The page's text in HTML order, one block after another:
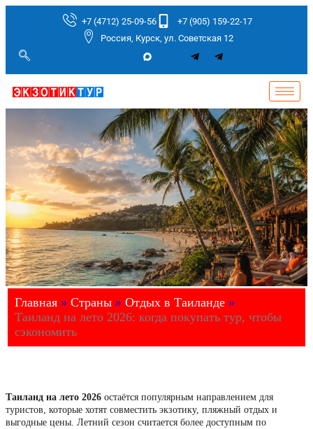
+7 (4712) 25-09-56
+7 (905) 159-22-17
Россия, Курск, ул. Советская 12
Главная » Страны » Отдых в Таиланде »
Таиланд на лето 2026: когда покупать тур, чтобы
сэкономить
Таиланд на лето 2026 остаётся популярным направлением для
туристов, которые хотят совместить экзотику, пляжный отдых и
выгодные цены. Летний сезон считается более доступным по